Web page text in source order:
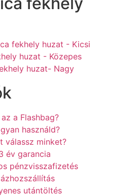
fekhely huzat - Kicsi
huzat - Közepes
huzat- Nagy
a Flashbag?
használd?
válassz minket?
év garancia
pénzvisszafizetés
utántöltés